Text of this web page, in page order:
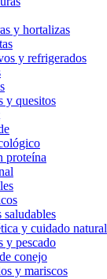
y hortalizas
y refrigerados
y quesitos
proteína
saludables
y cuidado natural
y pescado
conejo
y mariscos